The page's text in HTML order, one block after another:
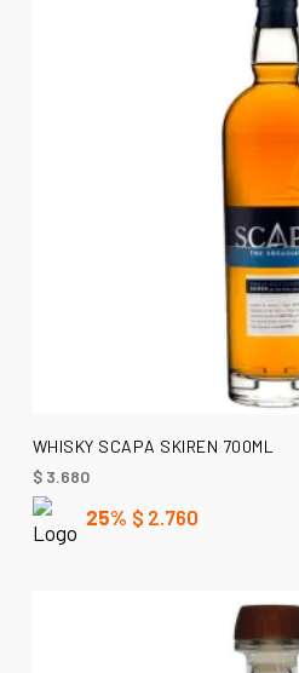
LEER MÁS
WHISKY SCAPA SKIREN 700ML
$3.680
25% $ 2.760